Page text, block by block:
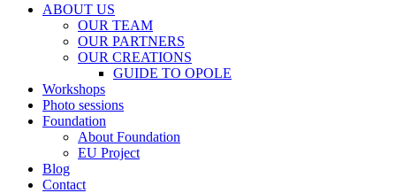
ABOUT US
OUR TEAM
OUR PARTNERS
OUR CREATIONS
GUIDE TO OPOLE
Workshops
Photo sessions
Foundation
About Foundation
EU Project
Blog
Contact